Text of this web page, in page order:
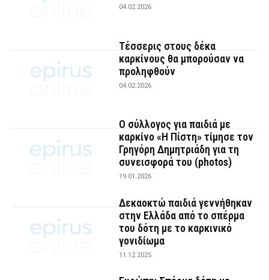
04.02.2026
Τέσσερις στους δέκα
καρκίνους θα μπορούσαν να
προληφθούν
04.02.2026
Ο σύλλογος για παιδιά με
καρκίνο «Η Πίστη» τίμησε τον
Γρηγόρη Δημητριάδη για τη
συνεισφορά του (photos)
19.01.2026
Δεκαοκτώ παιδιά γεννήθηκαν
στην Ελλάδα από το σπέρμα
του δότη με το καρκινικό
γονιδίωμα
11.12.2025